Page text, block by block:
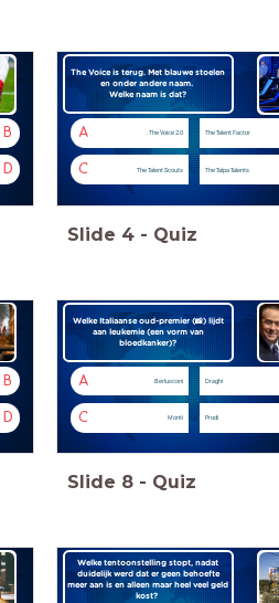
B
D
The Voice is terug. Met blauwe stoelen
en onder andere naam.
Welke naam is dat?
A . The Voice 2.0 The Talent Factor
C The Talent Scouts The Talpa Talents
Slide 4 - Quiz
B
D
Welke Italiaanse oud-premier (📸) lijdt
aan leukemie (een vorm van
bloedkanker)?
A Berlusconi Draghi
C Monti Prodi
Slide 8 - Quiz
Welke tentoonstelling stopt, nadat
duidelijk werd dat er geen behoefte
meer aan is en alleen maar heel veel geld
kost?